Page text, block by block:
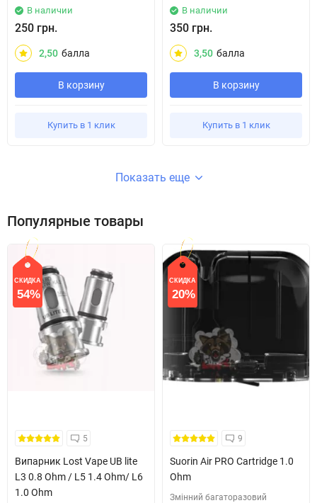
В наличии
250 грн.
2,50 балла
В корзину
Купить в 1 клик
В наличии
350 грн.
3,50 балла
В корзину
Купить в 1 клик
Показать еще
Популярные товары
5
Випарник Lost Vape UB lite
L3 0.8 Ohm / L5 1.4 Ohm/ L6
1.0 Ohm
СКИДКА
54%
9
Suorin Air PRO Cartridge 1.0
Ohm
Змінний багаторазовий
СКИДКА
20%